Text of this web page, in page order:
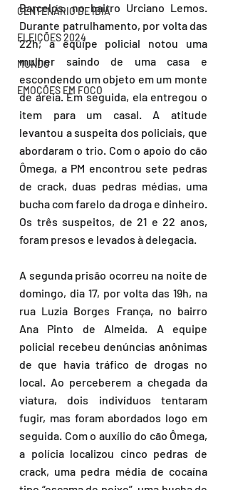
CENTENÁRIO DE IBIÁ
ELEIÇÕES 2024
MUNDO
EMOÇÕES EM FOCO
Barcelos, no bairro Urciano Lemos.
Durante patrulhamento, por volta das
22h, a equipe policial notou uma
mulher saindo de uma casa e
escondendo um objeto em um monte
de areia. Em seguida, ela entregou o
item para um casal. A atitude
levantou a suspeita dos policiais, que
abordaram o trio. Com o apoio do cão
Ômega, a PM encontrou sete pedras
de crack, duas pedras médias, uma
bucha com farelo da droga e dinheiro.
Os três suspeitos, de 21 e 22 anos,
foram presos e levados à delegacia.
A segunda prisão ocorreu na noite de
domingo, dia 17, por volta das 19h, na
rua Luzia Borges França, no bairro
Ana Pinto de Almeida. A equipe
policial recebeu denúncias anônimas
de que havia tráfico de drogas no
local. Ao perceberem a chegada da
viatura, dois indivíduos tentaram
fugir, mas foram abordados logo em
seguida. Com o auxílio do cão Ômega,
a polícia localizou cinco pedras de
crack, uma pedra média de cocaína